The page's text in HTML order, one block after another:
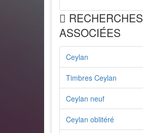
RECHERCHES
ASSOCIÉES
Ceylan
Timbres Ceylan
Ceylan neuf
Ceylan oblitéré